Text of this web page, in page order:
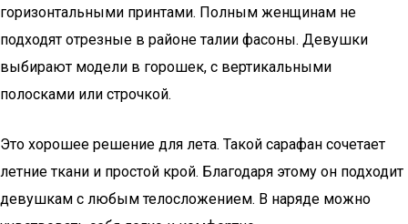
горизонтальными принтами. Полным женщинам не
подходят отрезные в районе талии фасоны. Девушки
выбирают модели в горошек, с вертикальными
полосками или строчкой.
Это хорошее решение для лета. Такой сарафан сочетает
летние ткани и простой крой. Благодаря этому он подходит
девушкам с любым телосложением. В наряде можно